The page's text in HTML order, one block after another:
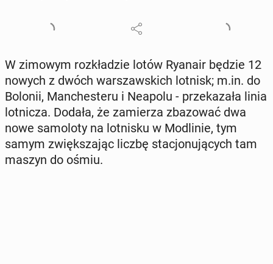
W zimowym roz­kła­dzie lotów Ryanair będzie 12
nowych z dwóch war­szaw­skich lotnisk; m.in. do
Bolonii, Man­che­ste­ru i Neapolu - prze­ka­za­ła linia
lot­ni­cza. Dodała, że za­mie­rza zba­zo­wać dwa
nowe sa­mo­lo­ty na lot­ni­sku w Mo­dli­nie, tym
samym zwięk­sza­jąc liczbę sta­cjo­nu­ją­cych tam
maszyn do ośmiu.